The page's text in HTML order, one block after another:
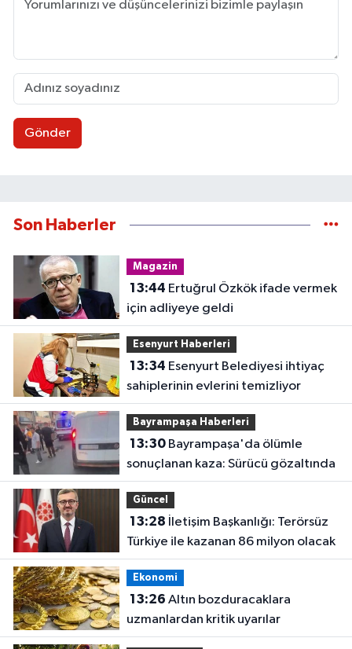
Gönder
Son Haberler
Magazin
13:44
için adliyeye geldi
Esenyurt Haberleri
13:34
sahiplerinin evlerini temizliyor
Bayrampaşa Haberleri
13:30Bayrampaşa'da ölümle
sonuçlanan kaza: Sürücü gözaltında
Güncel
13:28
Türkiye ile kazanan 86 milyon olacak
Ekonomi
13:26
uzmanlardan kritik uyarılar